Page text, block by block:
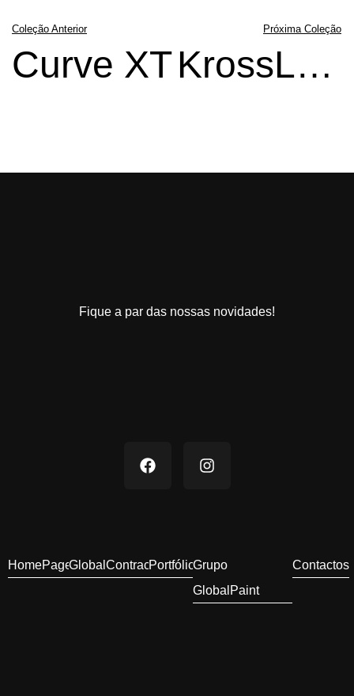
Coleção Anterior
Curve XT
Próxima Coleção
KrossLines
Fique a par das nossas novidades!
HomePageGlobalContractPortfólioGrupo
GlobalPaint
Contactos